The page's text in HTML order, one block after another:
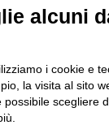
Guarda i
alcuni
i cookie e
la visita al sito
scegliere